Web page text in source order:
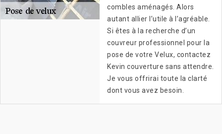
combles aménagés. Alors
autant allier l’utile à l’agréable.
Si êtes à la recherche d’un
couvreur professionnel pour la
pose de votre Velux, contactez
Kevin couverture sans attendre.
Je vous offrirai toute la clarté
dont vous avez besoin.